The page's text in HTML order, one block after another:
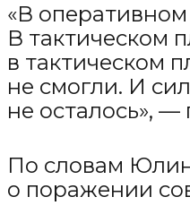
«В
В тактическом
в тактическом
не смогли. И
не осталось», —
По словам
о поражении